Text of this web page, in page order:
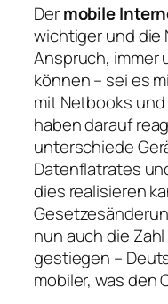
Dermobile
wichtiger und die
Anspruch, immer
können – sei es
mit Netbooks
haben darauf
unterschiede
Datenflatrates
dies realisieren
nun auch die
gestiegen –
mobiler, was den